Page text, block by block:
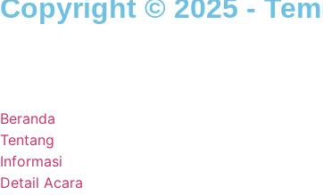
Copyright © 2025 -
Beranda
Tentang
Informasi
Detail Acara